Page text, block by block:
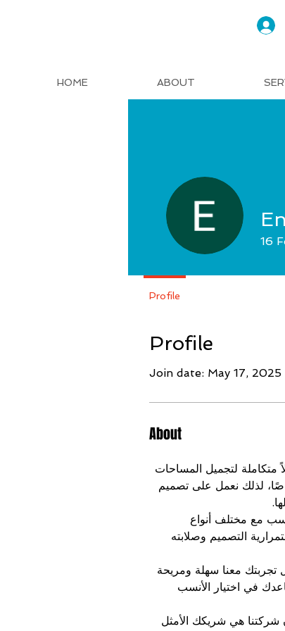
HOME ABOUT
Profile
Join date: May 17, 2025
About
متكاملة لتجميل المساحات
لذلك نعمل على تصميم
مع مختلف أنواع
التصميم وصلابته
تجربتك معنا سهلة ومريحة
في اختيار الأنسب
هي شريكك الأمثل
16
Profile